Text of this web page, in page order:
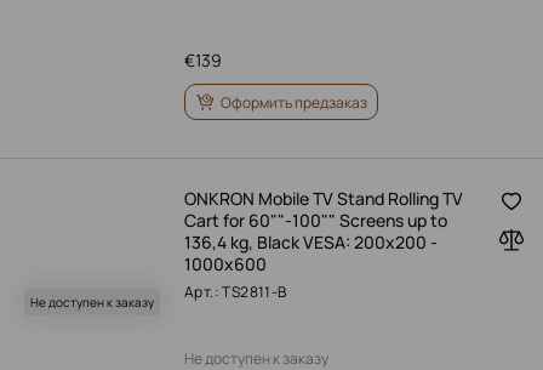
139
€
Оформить предзаказ
Не доступен к заказу
ONKRON Mobile TV Stand Rolling TV
Cart for 60""-100"" Screens up to
136,4 kg, Black VESA: 200x200 -
1000x600
Арт.: TS2811-B
Не доступен к заказу